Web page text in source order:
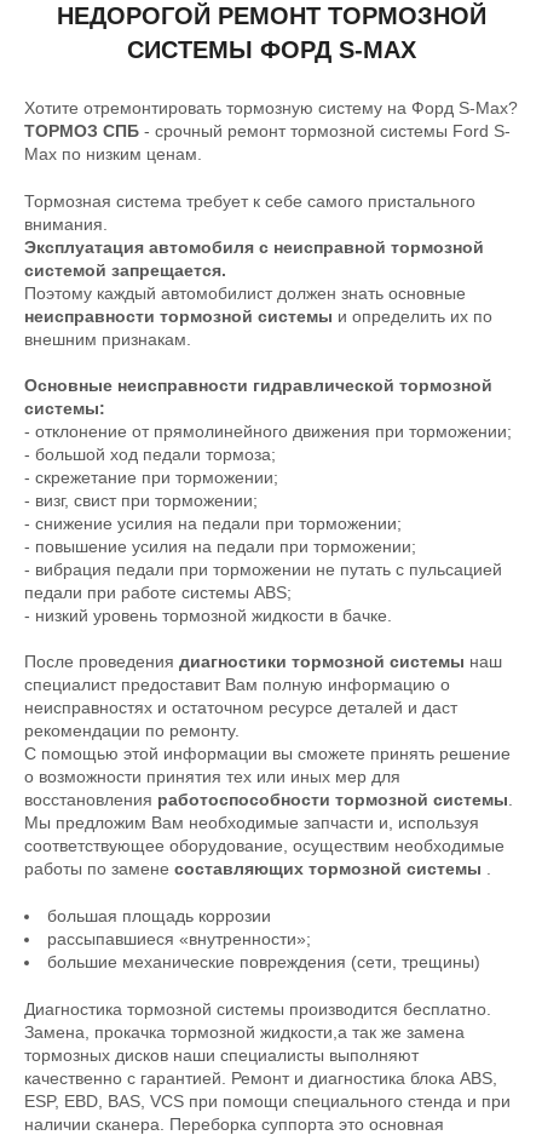
НЕДОРОГОЙ РЕМОНТ ТОРМОЗНОЙ
СИСТЕМЫ ФОРД S-MAX
Хотите отремонтировать тормозную систему на Форд S-Max?
ТОРМОЗ СПБ - срочный ремонт тормозной системы Ford S-
Max по низким ценам.
Тормозная система требует к себе самого пристального
внимания.
Эксплуатация автомобиля с неисправной тормозной
системой запрещается.
Поэтому каждый автомобилист должен знать основные
неисправности тормозной системы и определить их по
внешним признакам.
Основные неисправности гидравлической тормозной
системы:
- отклонение от прямолинейного движения при торможении;
- большой ход педали тормоза;
- скрежетание при торможении;
- визг, свист при торможении;
- снижение усилия на педали при торможении;
- повышение усилия на педали при торможении;
- вибрация педали при торможении не путать с пульсацией
педали при работе системы ABS;
- низкий уровень тормозной жидкости в бачке.
После проведения диагностики тормозной системы наш
специалист предоставит Вам полную информацию о
неисправностях и остаточном ресурсе деталей и даст
рекомендации по ремонту.
С помощью этой информации вы сможете принять решение
о возможности принятия тех или иных мер для
восстановления работоспособности тормозной системы
Мы предложим Вам необходимые запчасти и, используя
соответствующее оборудование, осуществим необходимые
работы по замене составляющих тормозной системы
большая площадь коррозии
рассыпавшиеся «внутренности»;
большие механические повреждения (сети, трещины)
Диагностика тормозной системы производится бесплатно.
Замена, прокачка тормозной жидкости,а так же замена
тормозных дисков наши специалисты выполняют
качественно с гарантией. Ремонт и диагностика блока ABS,
ESP, EBD, BAS, VCS при помощи специального стенда и при
наличии сканера. Переборка суппорта это основная